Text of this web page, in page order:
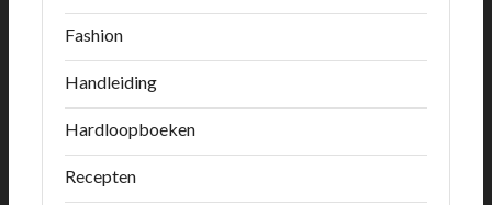
Fashion
Handleiding
Hardloopboeken
Recepten